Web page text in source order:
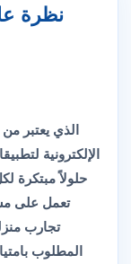
الإلكترونية
حلولاً مبتكرة
تعمل على
تجارب
المطلوب